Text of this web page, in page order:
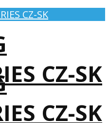
CZ-SK